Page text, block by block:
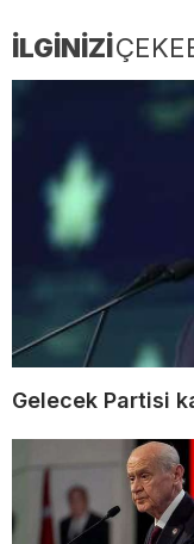
İLGİNİZİ
Gelecek Partisi